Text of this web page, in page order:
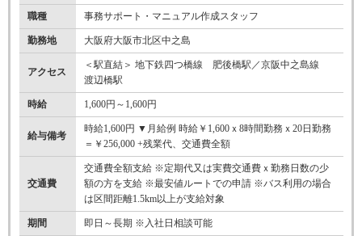
職種 事務サポート・マニュアル作成スタッフ
勤務地 大阪府大阪市北区中之島
アクセス
＜駅直結＞ 地下鉄四つ橋線 肥後橋駅／京阪中之島線
渡辺橋駅
時給 1,600円～1,600円
給与備考
時給1,600円 ▼月給例 時給￥1,600ｘ8時間勤務ｘ20日勤務
＝￥256,000 +残業代、交通費全額
交通費
交通費全額支給 ※定期代又は実費交通費ｘ勤務日数の少
額の方を支給 ※最安値ルートでの申請 ※バス利用の場合
は区間距離1.5km以上が支給対象
期間 即日～長期 ※入社日相談可能